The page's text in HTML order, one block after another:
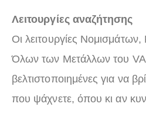
Λειτουργίες αναζήτησης
Οι λειτουργίες
Όλων των Μετάλλων του
βελτιστοποιημένες για να
που ψάχνετε, όπου κι αν